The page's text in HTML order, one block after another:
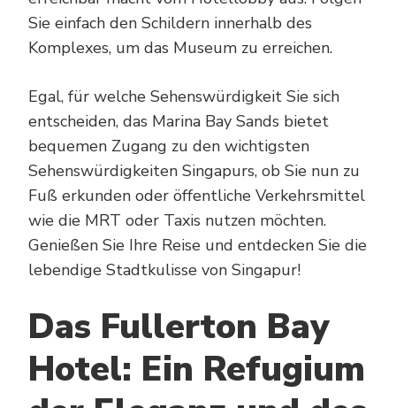
Sie einfach den Schildern innerhalb des
Komplexes, um das Museum zu erreichen.
Egal, für welche Sehenswürdigkeit Sie sich
entscheiden, das Marina Bay Sands bietet
bequemen Zugang zu den wichtigsten
Sehenswürdigkeiten Singapurs, ob Sie nun zu
Fuß erkunden oder öffentliche Verkehrsmittel
wie die MRT oder Taxis nutzen möchten.
Genießen Sie Ihre Reise und entdecken Sie die
lebendige Stadtkulisse von Singapur!
Das Fullerton Bay
Hotel: Ein Refugium